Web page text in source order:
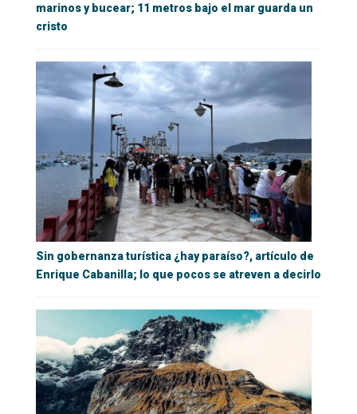
marinos y bucear; 11 metros bajo el mar guarda un
cristo
Sin gobernanza turística ¿hay paraíso?, artículo de
Enrique Cabanilla; lo que pocos se atreven a decirlo